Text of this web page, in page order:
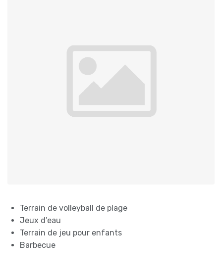
Terrain de volleyball de plage
Jeux d’eau
Terrain de jeu pour enfants
Barbecue